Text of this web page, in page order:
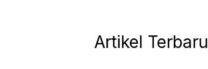
Artikel Terbaru